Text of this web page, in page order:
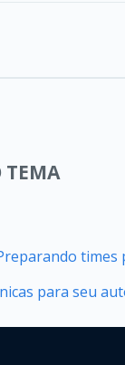
TEMA
times
para seu